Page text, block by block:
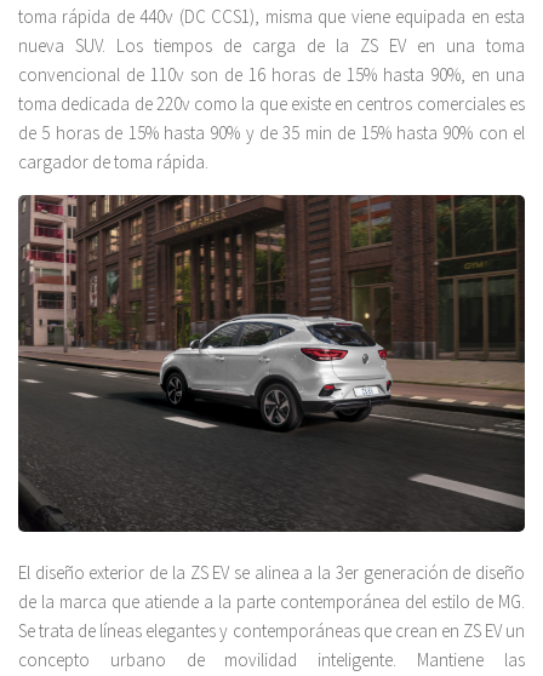
toma rápida de 440v (DC CCS1), misma que viene equipada en esta
nueva SUV. Los tiempos de carga de la ZS EV en una toma
convencional de 110v son de 16 horas de 15% hasta 90%, en una
toma dedicada de 220v como la que existe en centros comerciales es
de 5 horas de 15% hasta 90% y de 35 min de 15% hasta 90% con el
cargador de toma rápida.
El diseño exterior de la ZS EV se alinea a la 3er generación de diseño
de la marca que atiende a la parte contemporánea del estilo de MG.
Se trata de líneas elegantes y contemporáneas que crean en ZS EV un
concepto urbano de movilidad inteligente. Mantiene las